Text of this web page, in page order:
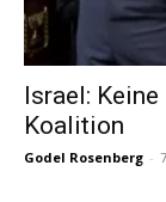
Israel:
Koalition
Godel Rosenberg -